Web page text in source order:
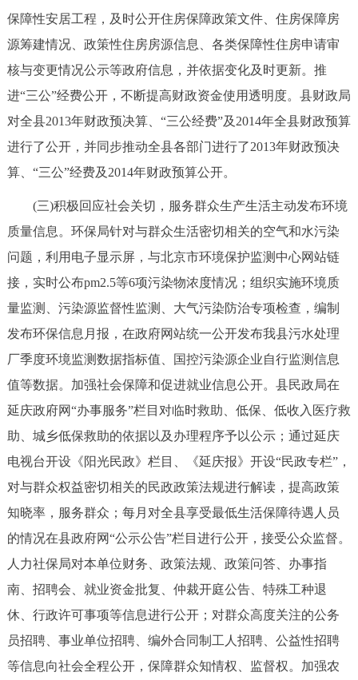
保障性安居工程，及时公开住房保障政策文件、住房保障房
源筹建情况、政策性住房房源信息、各类保障性住房申请审
核与变更情况公示等政府信息，并依据变化及时更新。推
进“三公”经费公开，不断提高财政资金使用透明度。县财政局
对全县2013年财政预决算、“三公经费”及2014年全县财政预算
进行了公开，并同步推动全县各部门进行了2013年财政预决
算、“三公”经费及2014年财政预算公开。
(三)积极回应社会关切，服务群众生产生活主动发布环境
质量信息。环保局针对与群众生活密切相关的空气和水污染
问题，利用电子显示屏，与北京市环境保护监测中心网站链
接，实时公布pm2.5等6项污染物浓度情况；组织实施环境质
量监测、污染源监督性监测、大气污染防治专项检查，编制
发布环保信息月报，在政府网站统一公开发布我县污水处理
厂季度环境监测数据指标值、国控污染源企业自行监测信息
值等数据。加强社会保障和促进就业信息公开。县民政局在
延庆政府网“办事服务”栏目对临时救助、低保、低收入医疗救
助、城乡低保救助的依据以及办理程序予以公示；通过延庆
电视台开设《阳光民政》栏目、《延庆报》开设“民政专栏”，
对与群众权益密切相关的民政政策法规进行解读，提高政策
知晓率，服务群众；每月对全县享受最低生活保障待遇人员
的情况在县政府网“公示公告”栏目进行公开，接受公众监督。
人力社保局对本单位财务、政策法规、政策问答、办事指
南、招聘会、就业资金批复、仲裁开庭公告、特殊工种退
休、行政许可事项等信息进行公开；对群众高度关注的公务
员招聘、事业单位招聘、编外合同制工人招聘、公益性招聘
等信息向社会全程公开，保障群众知情权、监督权。加强农